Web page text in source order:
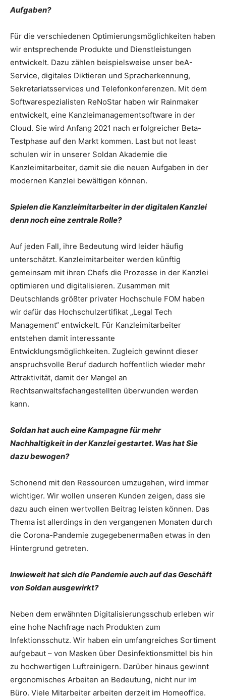
Aufgaben?
Für die verschiedenen Optimierungsmöglichkeiten haben
wir entsprechende Produkte und Dienstleistungen
entwickelt. Dazu zählen beispielsweise unser beA-
Service, digitales Diktieren und Spracherkennung,
Sekretariatsservices und Telefonkonferenzen. Mit dem
Softwarespezialisten ReNoStar haben wir Rainmaker
entwickelt, eine Kanzleimanagementsoftware in der
Cloud. Sie wird Anfang 2021 nach erfolgreicher Beta-
Testphase auf den Markt kommen. Last but not least
schulen wir in unserer Soldan Akademie die
Kanzleimitarbeiter, damit sie die neuen Aufgaben in der
modernen Kanzlei bewältigen können.
Spielen die Kanzleimitarbeiter in der digitalen Kanzlei
denn noch eine zentrale Rolle?
Auf jeden Fall, ihre Bedeutung wird leider häufig
unterschätzt. Kanzleimitarbeiter werden künftig
gemeinsam mit ihren Chefs die Prozesse in der Kanzlei
optimieren und digitalisieren. Zusammen mit
Deutschlands größter privater Hochschule FOM haben
wir dafür das Hochschulzertifikat „Legal Tech
Management“ entwickelt. Für Kanzleimitarbeiter
entstehen damit interessante
Entwicklungsmöglichkeiten. Zugleich gewinnt dieser
anspruchsvolle Beruf dadurch hoffentlich wieder mehr
Attraktivität, damit der Mangel an
Rechtsanwaltsfachangestellten überwunden werden
kann.
Soldan hat auch eine Kampagne für mehr
Nachhaltigkeit in der Kanzlei gestartet. Was hat Sie
dazu bewogen?
Schonend mit den Ressourcen umzugehen, wird immer
wichtiger. Wir wollen unseren Kunden zeigen, dass sie
dazu auch einen wertvollen Beitrag leisten können. Das
Thema ist allerdings in den vergangenen Monaten durch
die Corona-Pandemie zugegebenermaßen etwas in den
Hintergrund getreten.
Inwieweit hat sich die Pandemie auch auf das Geschäft
von Soldan ausgewirkt?
Neben dem erwähnten Digitalisierungsschub erleben wir
eine hohe Nachfrage nach Produkten zum
Infektionsschutz. Wir haben ein umfangreiches Sortiment
aufgebaut – von Masken über Desinfektionsmittel bis hin
zu hochwertigen Luftreinigern. Darüber hinaus gewinnt
ergonomisches Arbeiten an Bedeutung, nicht nur im
Büro. Viele Mitarbeiter arbeiten derzeit im Homeoffice.